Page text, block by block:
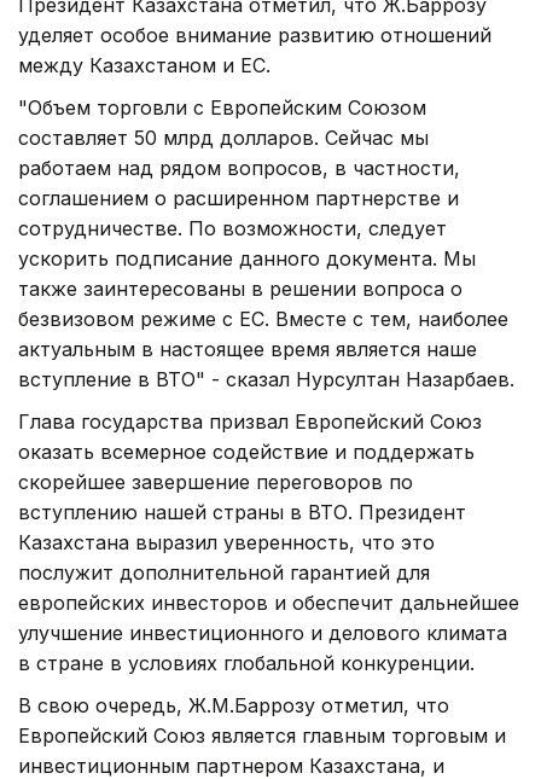
уделяет особое внимание развитию отношений
между Казахстаном и ЕС.
"Объем торговли с Европейским Союзом
составляет 50 млрд долларов. Сейчас мы
работаем над рядом вопросов, в частности,
соглашением о расширенном партнерстве и
сотрудничестве. По возможности, следует
ускорить подписание данного документа. Мы
также заинтересованы в решении вопроса о
безвизовом режиме с ЕС. Вместе с тем, наиболее
актуальным в настоящее время является наше
вступление в ВТО" - сказал Нурсултан Назарбаев.
Глава государства призвал Европейский Союз
оказать всемерное содействие и поддержать
скорейшее завершение переговоров по
вступлению нашей страны в ВТО. Президент
Казахстана выразил уверенность, что это
послужит дополнительной гарантией для
европейских инвесторов и обеспечит дальнейшее
улучшение инвестиционного и делового климата
в стране в условиях глобальной конкуренции.
В свою очередь, Ж.М.Баррозу отметил, что
Европейский Союз является главным торговым и
инвестиционным партнером Казахстана, и